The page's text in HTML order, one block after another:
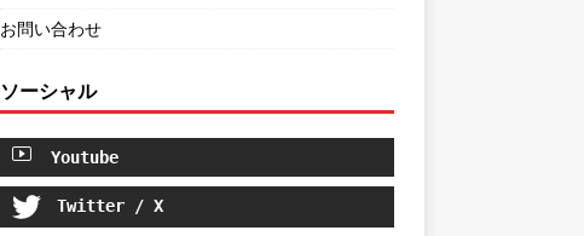
お問い合わせ
ソーシャル
Youtube
Twitter / X